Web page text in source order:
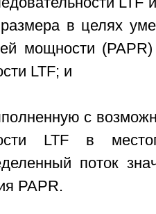
в целях
мощности
LTF; и
с
LTF в
поток
PAPR.